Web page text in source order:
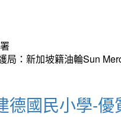
局：新加坡籍油輪Sun
德國民小學-優